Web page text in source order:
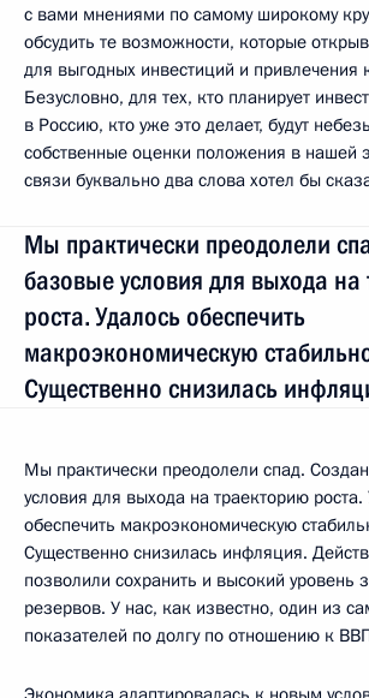
с вами мнениями по самому широкому
обсудить те возможности, которые
для выгодных инвестиций и привлечения
Безусловно, для тех, кто планирует
в Россию, кто уже это делает, будут
собственные оценки положения в нашей
связи буквально два слова хотел бы
Мы практически преодолели
базовые условия для выхода
роста. Удалось обеспечить
макроэкономическую
Существенно снизилась
Мы практически преодолели спад.
условия для выхода на траекторию роста.
обеспечить макроэкономическую
Существенно снизилась инфляция.
позволили сохранить и высокий уровень
резервов. У нас, как известно, один из
показателей по долгу по отношению к